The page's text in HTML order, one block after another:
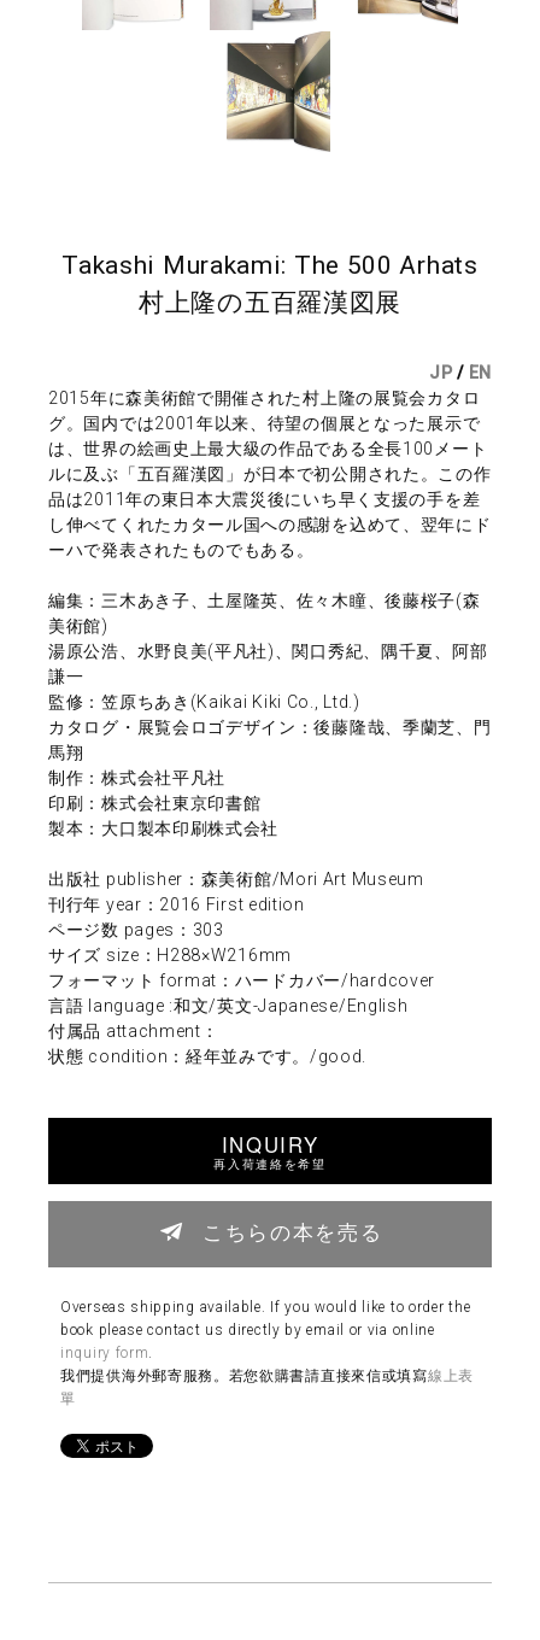
Takashi Murakami: The 500 Arhats
村上隆の五百羅漢図展
JP / EN
2015年に森美術館で開催された村上隆の展覧会カタロ
グ。国内では2001年以来、待望の個展となった展示で
は、世界の絵画史上最大級の作品である全長100メート
ルに及ぶ「五百羅漢図」が日本で初公開された。この作
品は2011年の東日本大震災後にいち早く支援の手を差
し伸べてくれたカタール国への感謝を込めて、翌年にド
ーハで発表されたものでもある。
編集：三木あき子、土屋隆英、佐々木瞳、後藤桜子(森
美術館)
湯原公浩、水野良美(平凡社)、関口秀紀、隅千夏、阿部
謙一
監修：笠原ちあき(Kaikai Kiki Co., Ltd.)
カタログ・展覧会ロゴデザイン：後藤隆哉、季蘭芝、門
馬翔
制作：株式会社平凡社
印刷：株式会社東京印書館
製本：大口製本印刷株式会社
出版社 publisher：森美術館/Mori Art Museum
刊行年 year：2016 First edition
ページ数 pages：303
サイズ size：H288×W216mm
フォーマット format：ハードカバー/hardcover
言語 language :和文/英文-Japanese/English
付属品 attachment：
状態 condition：経年並みです。/good.
INQUIRY
再入荷連絡を希望
こちらの本を売る
Overseas shipping available. If you would like to order the
book please contact us directly by email or via online
inquiry form
我們提供海外郵寄服務。若您欲購書請直接來信或填寫線上表
單